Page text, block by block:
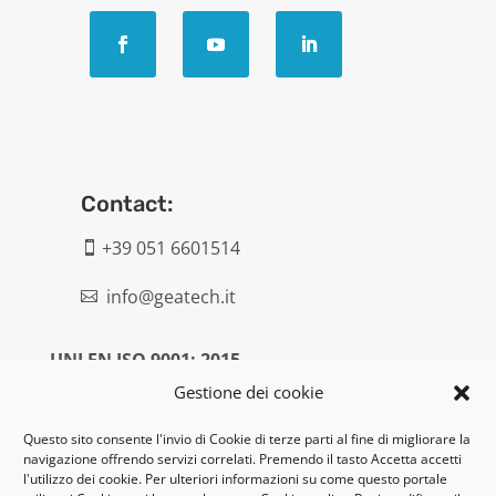
Gestione dei cookie
Questo sito consente l'invio di Cookie di terze parti al fine di migliorare la
navigazione offrendo servizi correlati. Premendo il tasto Accetta accetti
l'utilizzo dei cookie. Per ulteriori informazioni su come questo portale
Contact:
 +39 051 6601514
 info@geatech.it
UNI EN ISO 9001: 2015
Privacy policy